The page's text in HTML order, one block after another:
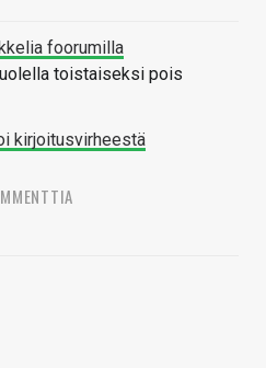
foorumilla
toistaiseksi pois
kirjoitusvirheestä